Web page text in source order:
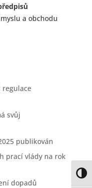
a obchodu
regulace
svůj
publikován
prací vlády na rok
dopadů